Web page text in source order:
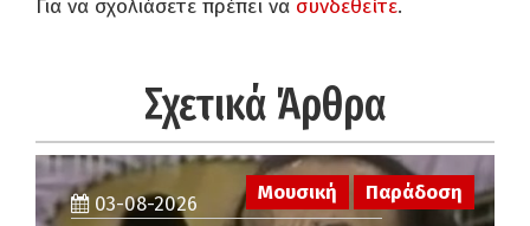
Για να σχολιάσετε πρέπει να συνδεθείτε.
Σχετικά Άρθρα
Μουσική Παράδοση
03-08-2026